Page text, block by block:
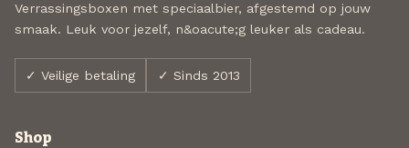
Verrassingsboxen met speciaalbier, afgestemd op jouw
smaak. Leuk voor jezelf, n&oacute;g leuker als cadeau.
✓ Veilige betaling ✓ Sinds 2013
Shop